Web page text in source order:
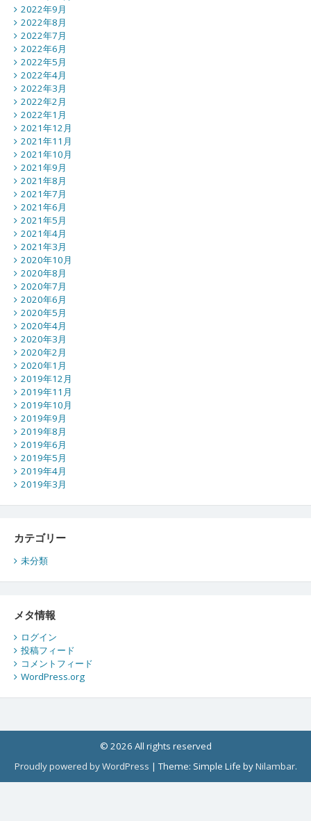
2022年9月
2022年8月
2022年7月
2022年6月
2022年5月
2022年4月
2022年3月
2022年2月
2022年1月
2021年12月
2021年11月
2021年10月
2021年9月
2021年8月
2021年7月
2021年6月
2021年5月
2021年4月
2021年3月
2020年10月
2020年8月
2020年7月
2020年6月
2020年5月
2020年4月
2020年3月
2020年2月
2020年1月
2019年12月
2019年11月
2019年10月
2019年9月
2019年8月
2019年6月
2019年5月
2019年4月
2019年3月
カテゴリー
未分類
メタ情報
ログイン
投稿フィード
コメントフィード
WordPress.org
© 2026 All rights reserved
Proudly powered by WordPress |Theme: Simple Life byNilambar.